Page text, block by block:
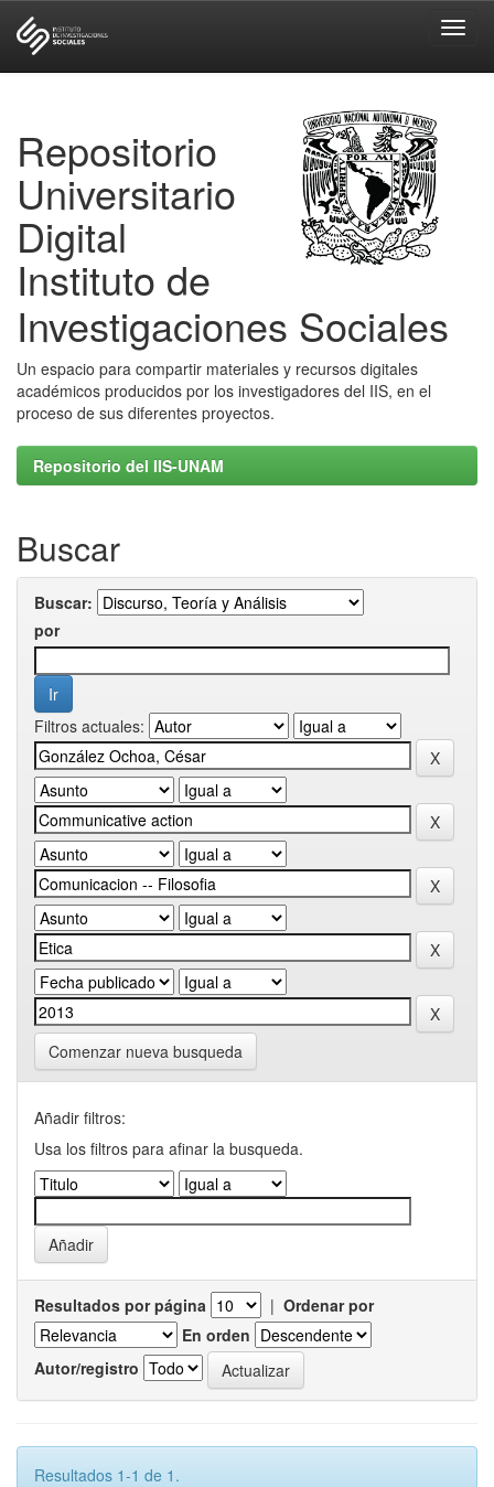
Repositorio
Universitario
Digital
Instituto de
Investigaciones Sociales
Un espacio para compartir materiales y recursos digitales
académicos producidos por los investigadores del IIS, en el
proceso de sus diferentes proyectos.
Repositorio del IIS-UNAM
Buscar
Buscar:
por
Filtros actuales:
Comenzar nueva busqueda
Añadir filtros:
Usa los filtros para afinar la busqueda.
Resultados por página | Ordenar por
En orden
Autor/registro
Resultados 1-1 de 1.